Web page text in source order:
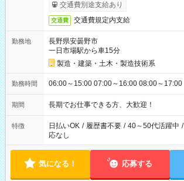
交通費別途支給あり
交通費 交通費規定内支給
勤務地
長野県安曇野市
一日市場駅から車15分
製造・建築・土木・製造技術系
勤務時間 06:00～15:00 07:00～16:00 08:00～17:00
期間 長期でお仕事できる方、大歓迎！
特徴 日払いOK / 履歴書不要 / 40～50代活躍中 /
応なし
気になる！ 応募する